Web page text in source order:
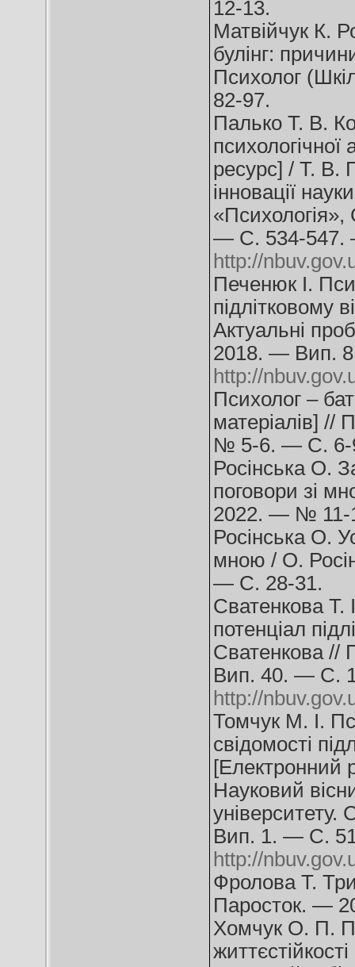
12-13.
Матвійчук К.
булінг:
Психолог
82-97.
Палько Т. В.
психологічної
ресурс] / Т. В.
інновації
— С. 534-547.
http://
Печенюк І.
підлітковому
Актуальні
2018. — Вип.
http://
Психолог –
матеріалів] //
№ 5-6. — С. 6-
Росінська О.
поговори зі
2022. — №
Росінська О.
мною / О.
— С. 28-31.
Сватенкова Т.
потенціал
Сватенкова //
Вип. 40. — С.
http://
Томчук М. І.
свідомості
[Електронний
Науковий
Вип. 1. — С.
http://
Фролова Т.
Паросток. —
Хомчук О. П.